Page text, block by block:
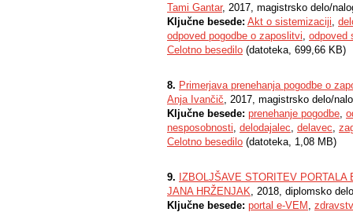
Tami Gantar, 2017, magistrsko delo/
Ključne besede: Akt o sistemizaciji,
odpoved pogodbe o zaposlitvi, odpoved
Celotno besedilo (datoteka, 699,66 KB)
8. Primerjava prenehanja pogodbe o
Anja Ivančič, 2017, magistrsko delo/
Ključne besede: prenehanje pogodbe,
nesposobnosti, delodajalec, delavec,
Celotno besedilo (datoteka, 1,08 MB)
9. IZBOLJŠAVE STORITEV
JANA HRŽENJAK, 2018, diplomsko
Ključne besede: portal e-VEM ,